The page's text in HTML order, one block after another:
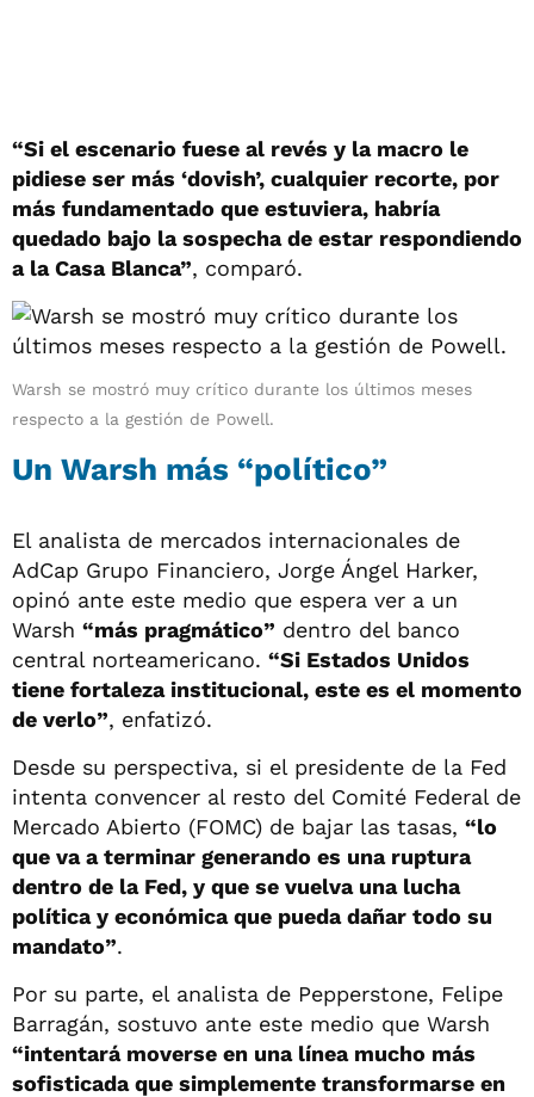
“Si el escenario fuese al revés y la macro le
pidiese ser más ‘dovish’, cualquier recorte, por
más fundamentado que estuviera, habría
quedado bajo la sospecha de estar respondiendo
a la Casa Blanca”, comparó.
Warsh se mostró muy crítico durante los últimos meses
respecto a la gestión de Powell.
Un Warsh más “político”
El analista de mercados internacionales de
AdCap Grupo Financiero, Jorge Ángel Harker,
opinó ante este medio que espera ver a un
Warsh “más pragmático” dentro del banco
central norteamericano. “Si Estados Unidos
tiene fortaleza institucional, este es el momento
de verlo”, enfatizó.
Desde su perspectiva, si el presidente de la Fed
intenta convencer al resto del Comité Federal de
Mercado Abierto (FOMC) de bajar las tasas, “lo
que va a terminar generando es una ruptura
dentro de la Fed, y que se vuelva una lucha
política y económica que pueda dañar todo su
mandato”.
Por su parte, el analista de Pepperstone, Felipe
Barragán, sostuvo ante este medio que Warsh
“intentará moverse en una línea mucho más
sofisticada que simplemente transformarse en